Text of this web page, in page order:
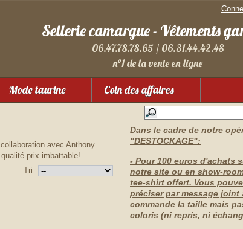
Sellerie camargue - Vêtements
06.47.78.78.65 / 06.31.44.42.48
n°1 de la vente en ligne
Mode taurine Coin des affaires
avec Anthony
prix imbattable!
Tri
Dans le cadre de notre
"DESTOCKAGE":
- Pour 100 euros d'achats
notre site ou en show-
tee-shirt offert. Vous
préciser par message joint
commande la taille mais
coloris (ni repris, ni